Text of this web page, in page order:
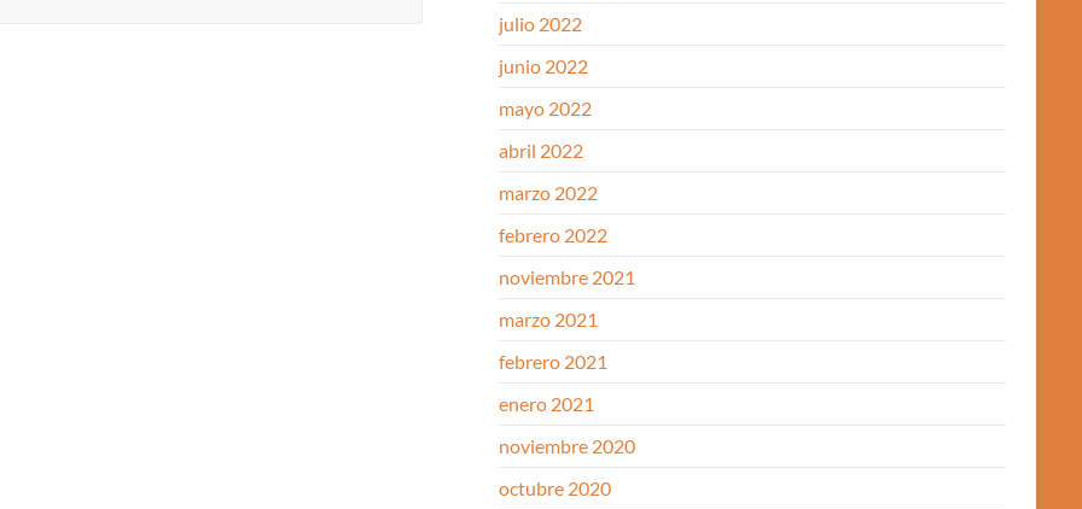
julio 2022
junio 2022
mayo 2022
abril 2022
marzo 2022
febrero 2022
noviembre 2021
marzo 2021
febrero 2021
enero 2021
noviembre 2020
octubre 2020